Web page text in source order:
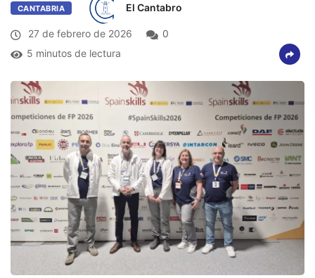
CANTABRIA El Cantabro
27 de febrero de 2026
0
5 minutos de lectura